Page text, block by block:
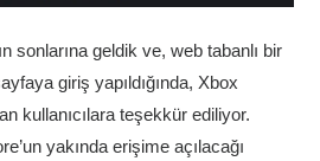
sonlarına geldik ve, web tabanlı bir
giriş yapıldığında, Xbox
kullanıcılara teşekkür ediliyor.
yakında erişime açılacağı